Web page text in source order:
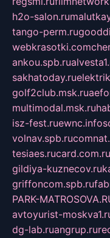
h2o-salon.ru
tango-perm.ru
webkrasotki.com
ankou.spb.ru
sakhatoday.ru
golf2club.msk.ru
multimodal.msk.ru
isz-fest.ruewnc.info
volnav.spb.ru
tesiaes.rucard.com.ru
gildiya-kuznecov.ru
griffoncom.spb.ru
PARK-
avtoyurist-
dg-lab.ruangrup.ru